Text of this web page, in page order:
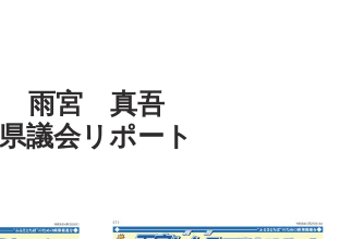
雨宮 真吾
県議会リポート